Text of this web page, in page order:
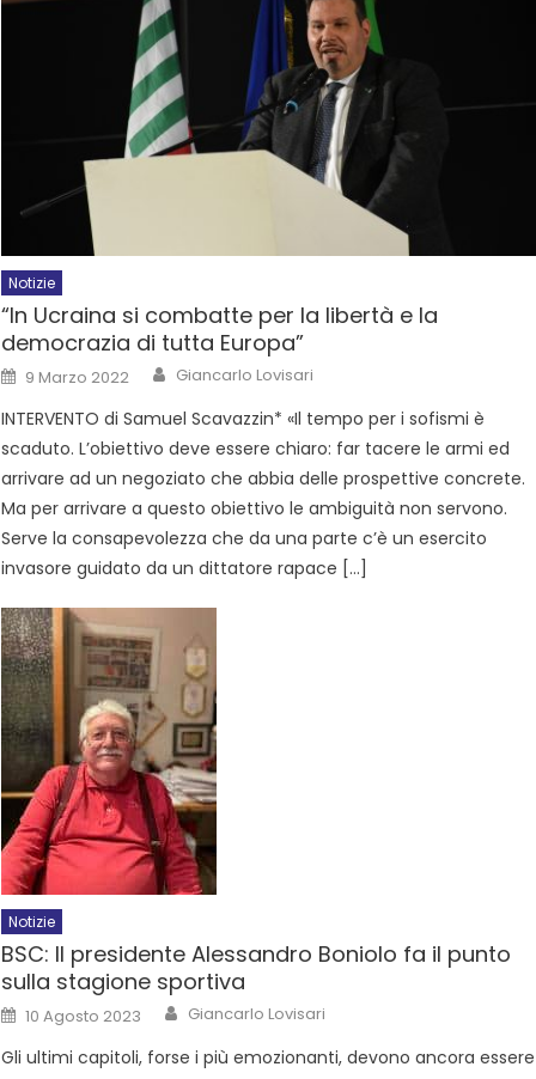
Notizie
“In Ucraina si combatte per la libertà e la
democrazia di tutta Europa”
9 Marzo 2022 Giancarlo Lovisari
INTERVENTO di Samuel Scavazzin* «Il tempo per i sofismi è
scaduto. L’obiettivo deve essere chiaro: far tacere le armi ed
arrivare ad un negoziato che abbia delle prospettive concrete.
Ma per arrivare a questo obiettivo le ambiguità non servono.
Serve la consapevolezza che da una parte c’è un esercito
invasore guidato da un dittatore rapace […]
Notizie
BSC: Il presidente Alessandro Boniolo fa il punto
sulla stagione sportiva
10 Agosto 2023 Giancarlo Lovisari
Gli ultimi capitoli, forse i più emozionanti, devono ancora essere